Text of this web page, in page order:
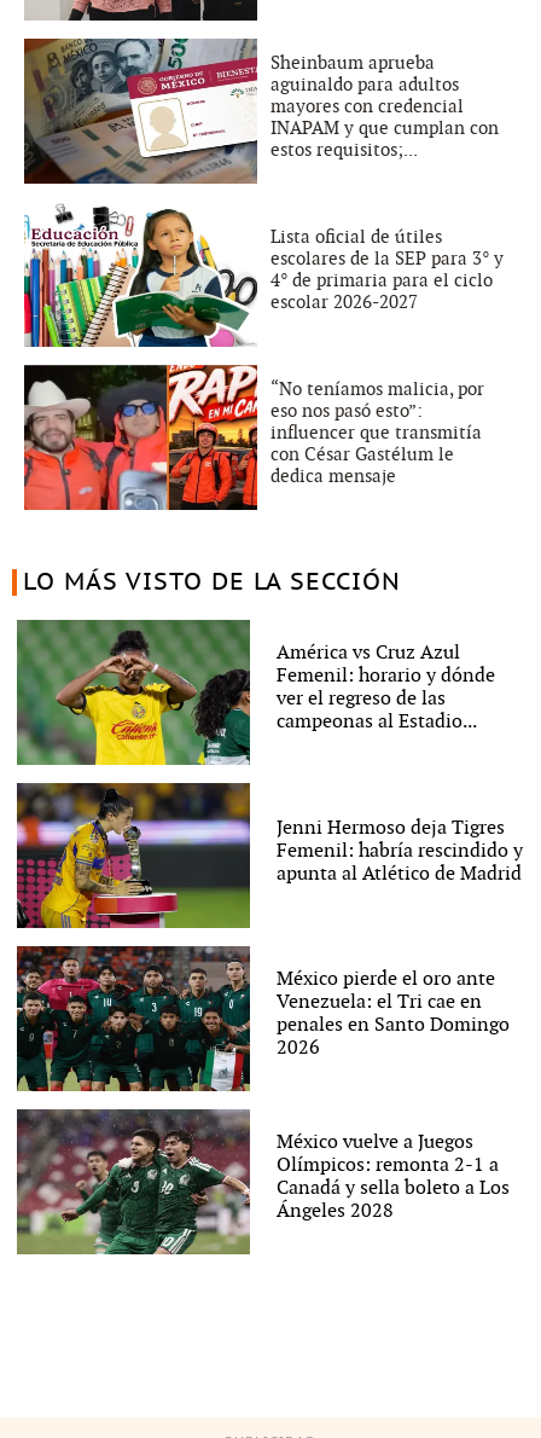
Sheinbaum aprueba
aguinaldo para adultos
mayores con credencial
INAPAM y que cumplan con
estos requisitos;...
Lista oficial de útiles
escolares de la SEP para 3° y
4° de primaria para el ciclo
escolar 2026-2027
“No teníamos malicia, por
eso nos pasó esto”:
influencer que transmitía
con César Gastélum le
dedica mensaje
LO MÁS VISTO DE LA SECCIÓN
América vs Cruz Azul
Femenil: horario y dónde
ver el regreso de las
campeonas al Estadio...
Jenni Hermoso deja Tigres
Femenil: habría rescindido y
apunta al Atlético de Madrid
México pierde el oro ante
Venezuela: el Tri cae en
penales en Santo Domingo
2026
México vuelve a Juegos
Olímpicos: remonta 2-1 a
Canadá y sella boleto a Los
Ángeles 2028